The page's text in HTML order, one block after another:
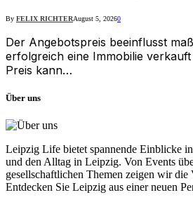
By FELIX RICHTERAugust 5, 20260
Der Angebotspreis beeinflusst
erfolgreich eine Immobilie
Preis kann…
Über uns
Leipzig Life bietet spannende Einblicke
und den Alltag in Leipzig. Von Events
gesellschaftlichen Themen zeigen wir die
Entdecken Sie Leipzig aus einer neuen